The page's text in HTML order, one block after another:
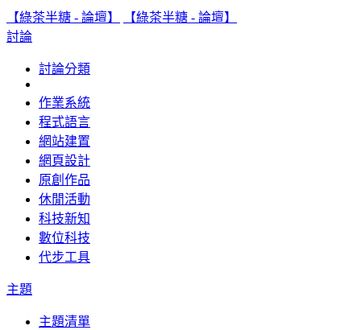
【綠茶半糖 - 論壇】
【綠茶半糖 - 論壇】
討論
討論分類
作業系統
程式語言
網站建置
網頁設計
原創作品
休閒活動
科技新知
數位科技
代步工具
主題
主題清單